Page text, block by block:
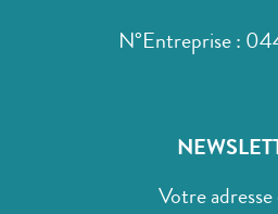
N°Entreprise :
Votre adresse